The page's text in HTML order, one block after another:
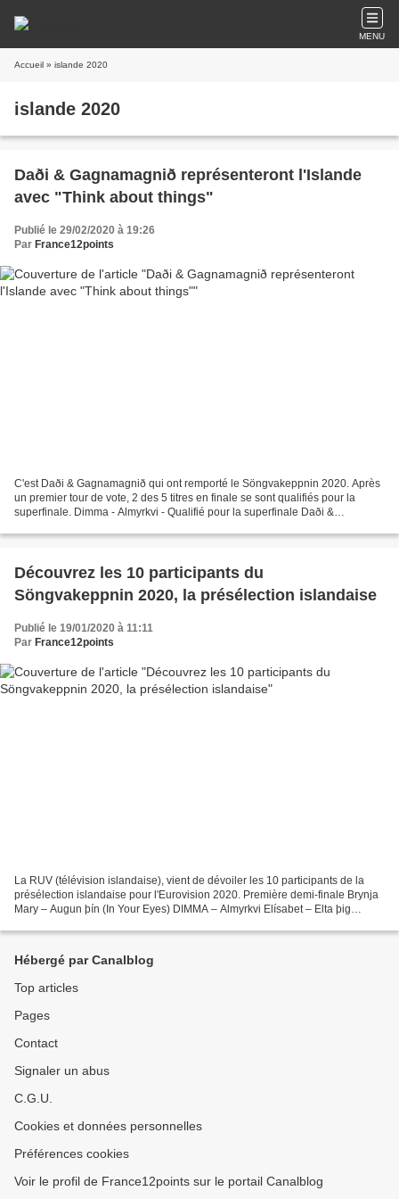
MENU
Accueil » islande 2020
islande 2020
Daði & Gagnamagnið représenteront l'Islande
avec "Think about things"
Publié le 29/02/2020 à 19:26
Par France12points
C'est Daði & Gagnamagnið qui ont remporté le Söngvakeppnin 2020. Après
un premier tour de vote, 2 des 5 titres en finale se sont qualifiés pour la
superfinale. Dimma - Almyrkvi - Qualifié pour la superfinale Daði &
Découvrez les 10 participants du
Söngvakeppnin 2020, la présélection islandaise
Publié le 19/01/2020 à 11:11
Par France12points
La RUV (télévision islandaise), vient de dévoiler les 10 participants de la
présélection islandaise pour l'Eurovision 2020. Première demi-finale Brynja
Mary – Augun þín (In Your Eyes) DIMMA – Almyrkvi Elísabet – Elta þig
Hébergé par Canalblog
Top articles
Pages
Contact
Signaler un abus
C.G.U.
Cookies et données personnelles
Préférences cookies
Voir le profil de France12points sur le portail Canalblog